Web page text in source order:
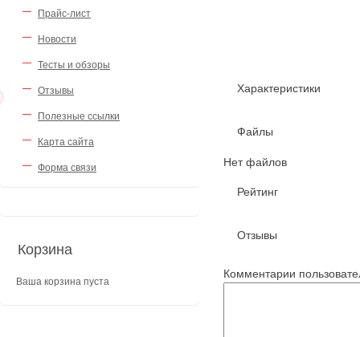
Прайс-лист
Новости
Тесты и обзоры
Отзывы
Полезные ссылки
Карта сайта
Форма связи
Корзина
Ваша корзина пуста
Характеристики
Файлы
Нет файлов
Рейтинг
Отзывы
Комментарии